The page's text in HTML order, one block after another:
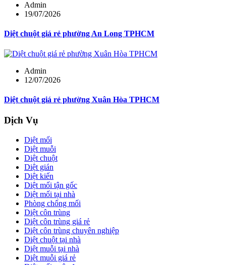
Admin
19/07/2026
Diệt chuột giá rẻ phường An Long TPHCM
Admin
12/07/2026
Diệt chuột giá rẻ phường Xuân Hòa TPHCM
Dịch Vụ
Diệt mối
Diệt muỗi
Diệt chuột
Diệt gián
Diệt kiến
Diệt mối tận gốc
Diệt mối tại nhà
Phòng chống mối
Diệt côn trùng
Diệt côn trùng giá rẻ
Diệt côn trùng chuyên nghiệp
Diệt chuột tại nhà
Diệt muỗi tại nhà
Diệt muỗi giá rẻ